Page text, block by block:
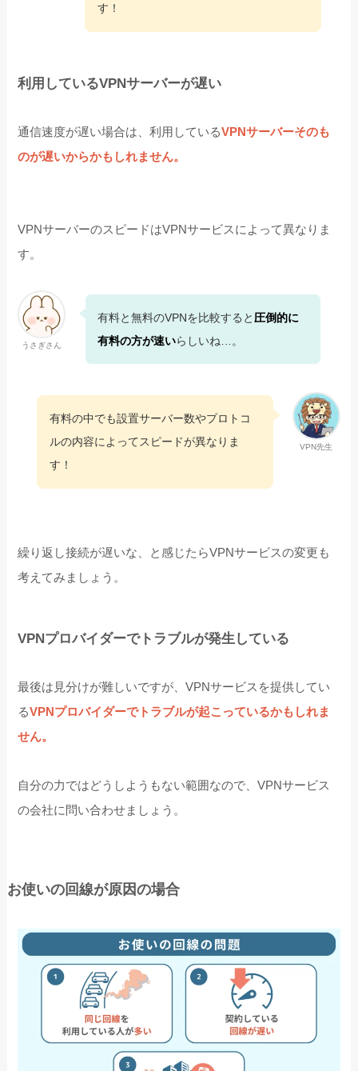
す！
利用しているVPNサーバーが遅い
通信速度が遅い場合は、利用しているVPNサーバーそのも
のが遅いからかもしれません。
VPNサーバーのスピードはVPNサービスによって異なりま
す。
うさぎさん
有料と無料のVPNを比較すると 圧倒的に
有料の方が速いらしいね…。
VPN先生
有料の中でも設置サーバー数やプロトコ
ルの内容によってスピードが異なりま
す！
繰り返し接続が遅いな、と感じたらVPNサービスの変更も
考えてみましょう。
VPNプロバイダーでトラブルが発生している
最後は見分けが難しいですが、VPNサービスを提供してい
るVPNプロバイダーでトラブルが起こっているかもしれま
せん。
自分の力ではどうしようもない範囲なので、VPNサービス
の会社に問い合わせましょう。
お使いの回線が原因の場合